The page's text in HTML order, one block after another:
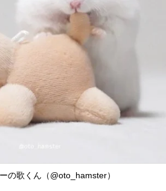
の歌くん（@oto_hamster）